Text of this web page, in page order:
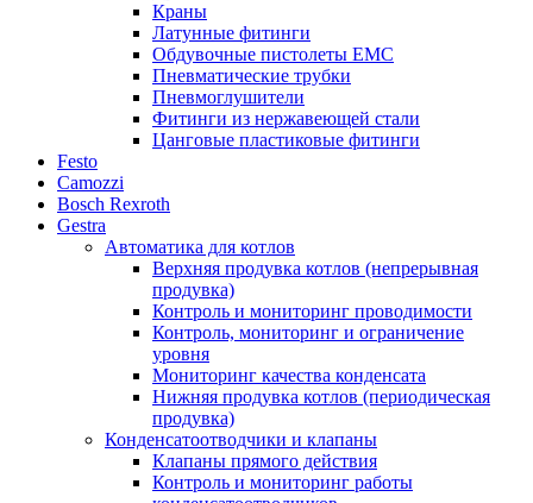
Краны
Латунные фитинги
Обдувочные пистолеты ЕМС
Пневматические трубки
Пневмоглушители
Фитинги из нержавеющей стали
Цанговые пластиковые фитинги
Festo
Camozzi
Bosch Rexroth
Gestra
Автоматика для котлов
Верхняя продувка котлов (непрерывная
продувка)
Контроль и мониторинг проводимости
Контроль, мониторинг и ограничение
уровня
Мониторинг качества конденсата
Нижняя продувка котлов (периодическая
продувка)
Конденсатоотводчики и клапаны
Клапаны прямого действия
Контроль и мониторинг работы